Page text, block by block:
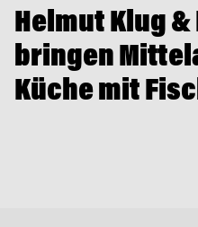
Helmut Klug
bringen
Küche mit